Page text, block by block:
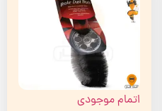
اتمام موجودی